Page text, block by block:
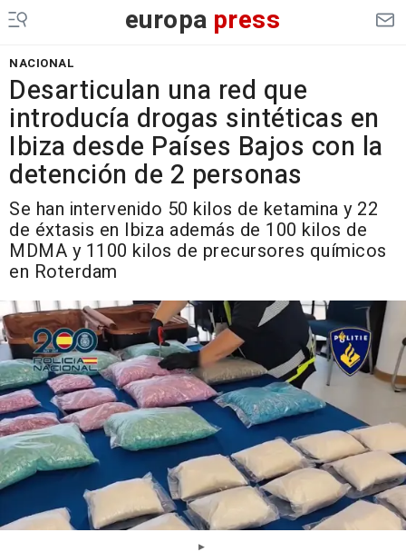
europa press
NACIONAL
Desarticulan una red que
introducía drogas sintéticas en
Ibiza desde Países Bajos con la
detención de 2 personas
Se han intervenido 50 kilos de ketamina y 22
de éxtasis en Ibiza además de 100 kilos de
MDMA y 1100 kilos de precursores químicos
en Roterdam